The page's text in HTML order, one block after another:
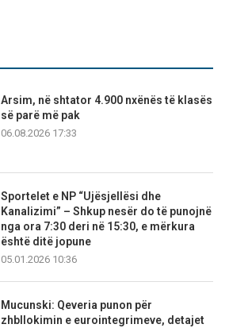
Arsim, në shtator 4.900 nxënës të klasës
së parë më pak
06.08.2026 17:33
Sportelet e NP “Ujësjellësi dhe
Kanalizimi” – Shkup nesër do të punojnë
nga ora 7:30 deri në 15:30, e mërkura
është ditë jopune
05.01.2026 10:36
Mucunski: Qeveria punon për
zhbllokimin e eurointegrimeve, detajet